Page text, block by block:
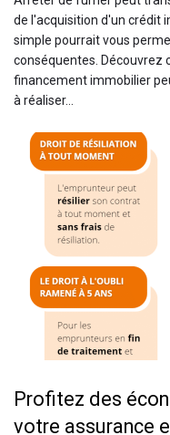
de l'acquisition d'un crédit
simple pourrait vous
conséquentes. Découvrez
financement immobilier
à réaliser...
Profitez des
votre assurance